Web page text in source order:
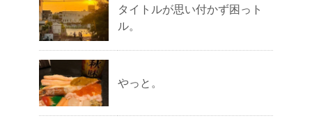
タイトルが思い付かず困っト
ル。
やっと。